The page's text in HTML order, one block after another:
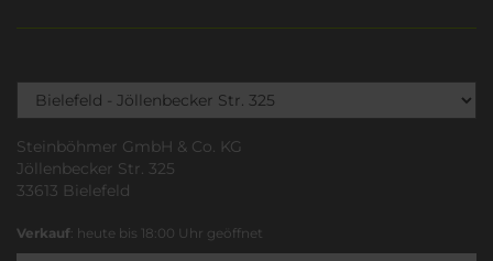
Steinböhmer GmbH & Co. KG
Jöllenbecker Str. 325
33613 Bielefeld
Verkauf: heute bis 18:00 Uhr geöffnet